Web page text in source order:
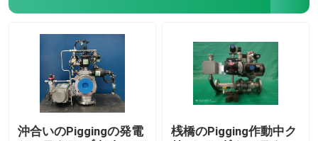
粘着性増進剤の分解システム
沖合いのPiggingの発電
桟橋のPigging作動中ク